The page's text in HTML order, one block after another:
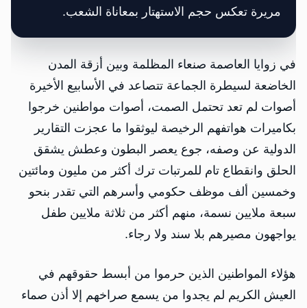
مريرة تعكس حجم الاستهتار بمعاناة الشعب.
في زوايا العاصمة صنعاء المظلمة وبين أزقة المدن
الخاضعة لسيطرة الجماعة تتصاعد في الأسابيع الأخيرة
أصوات لم تعد تحتمل الصمت، أصوات مواطنين خرجوا
بكاميرات هواتفهم الرخيصة ليوثقوا ما عجزت التقارير
الدولية عن وصفه، جوع يعصر البطون وعطش يشقق
الحلق وانقطاع تام للمرتبات ترك أكثر من مليون ومائتين
وخمسين ألف موظف حكومي وأسرهم التي تقدر بنحو
سبعة ملايين نسمة، منهم أكثر من ثلاثة ملايين طفل
يواجهون مصيرهم بلا سند ولا رجاء.
هؤلاء المواطنين الذين حرموا من أبسط حقوقهم في
العيش الكريم لم يجدوا من يسمع صراخهم إلا أذن صماء